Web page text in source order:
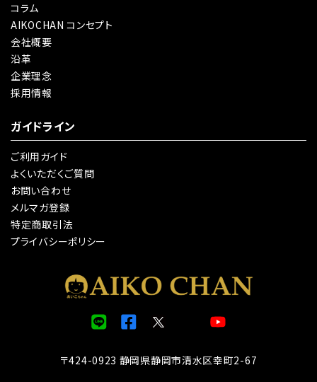
コラム
AIKOCHAN コンセプト
会社概要
沿革
企業理念
採用情報
ガイドライン
ご利用ガイド
よくいただくご質問
お問い合わせ
メルマガ登録
特定商取引法
プライバシーポリシー
〒424-0923 静岡県静岡市清水区幸町2-67